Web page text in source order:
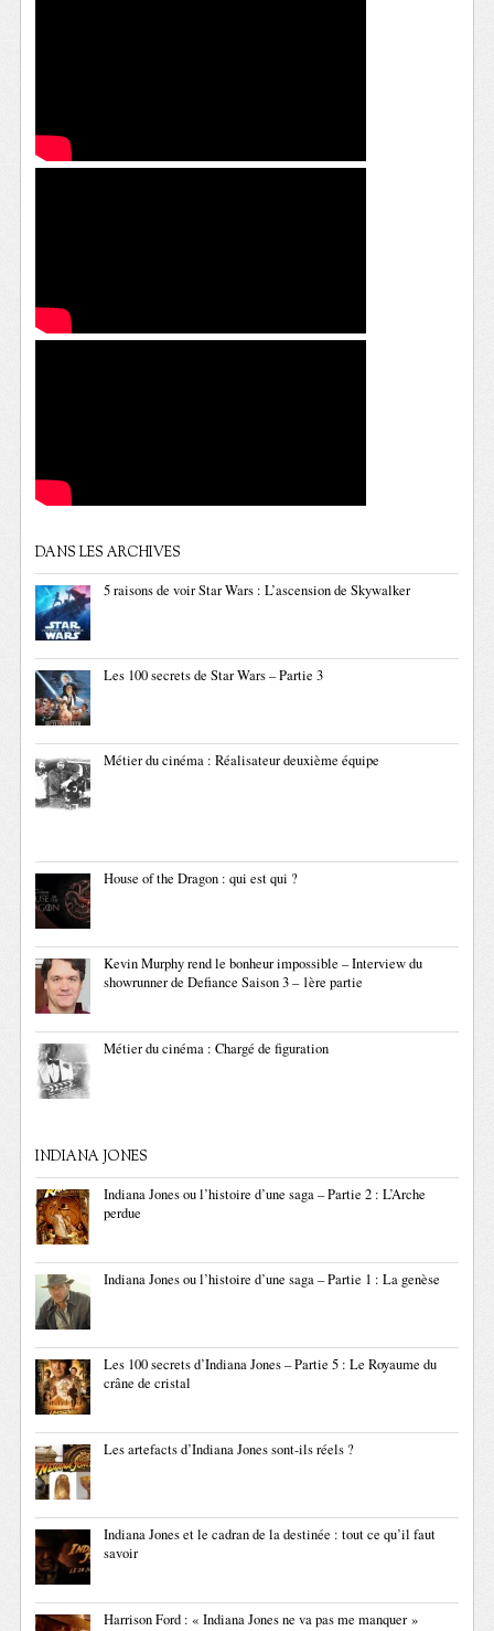
DANS LES ARCHIVES
5 raisons de voir Star Wars : L’ascension de Skywalker
Les 100 secrets de Star Wars – Partie 3
Métier du cinéma : Réalisateur deuxième équipe
House of the Dragon : qui est qui ?
Kevin Murphy rend le bonheur impossible – Interview du
showrunner de Defiance Saison 3 – 1ère partie
Métier du cinéma : Chargé de figuration
INDIANA JONES
Indiana Jones ou l’histoire d’une saga – Partie 2 : L’Arche
perdue
Indiana Jones ou l’histoire d’une saga – Partie 1 : La genèse
Les 100 secrets d’Indiana Jones – Partie 5 : Le Royaume du
crâne de cristal
Les artefacts d’Indiana Jones sont-ils réels ?
Indiana Jones et le cadran de la destinée : tout ce qu’il faut
savoir
Harrison Ford : « Indiana Jones ne va pas me manquer »